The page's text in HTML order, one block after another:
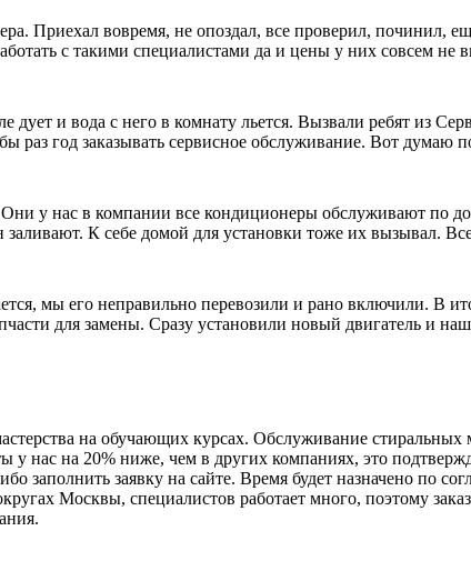
Приехал вовремя, не опоздал, все проверил, починил,
с такими специалистами да и цены у них совсем не
дует и вода с него в комнату льется. Вызвали ребят из
раз год заказывать сервисное обслуживание. Вот думаю
у нас в компании все кондиционеры обслуживают по
К себе домой для установки тоже их вызывал.
мы его неправильно перевозили и рано включили. В
для замены. Сразу установили новый двигатель и
на обучающих курсах. Обслуживание
у нас на 20% ниже, чем в других компаниях, это
заполнить заявку на сайте. Время будет назначено по
Москвы, специалистов работает много, поэтому